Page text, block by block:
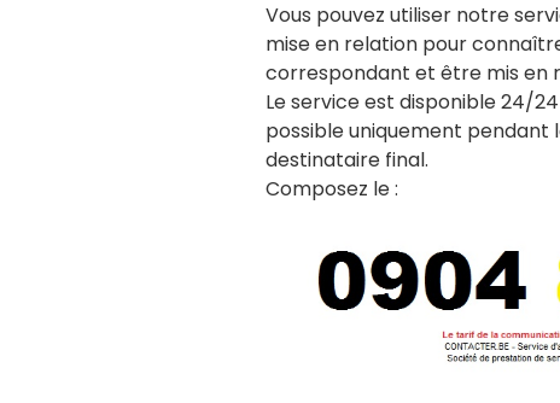
Vous pouvez utiliser notre
mise en relation pour
correspondant et être mis en
Le service est disponible 24/
possible uniquement pendant
destinataire final.
Composez le :